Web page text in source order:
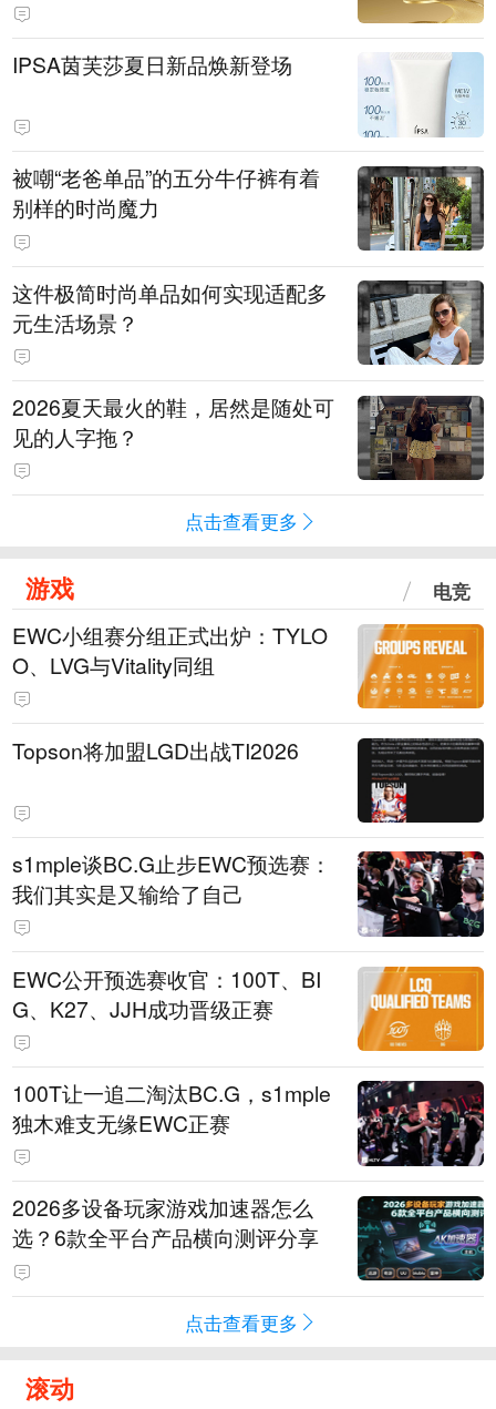
IPSA茵芙莎夏日新品焕新登场
被嘲“老爸单品”的五分牛仔裤有着
别样的时尚魔力
这件极简时尚单品如何实现适配多
元生活场景？
2026夏天最火的鞋，居然是随处可
见的人字拖？
点击查看更多
游戏 电竞
EWC小组赛分组正式出炉：TYLO
O、LVG与Vitality同组
Topson将加盟LGD出战TI2026
s1mple谈BC.G止步EWC预选赛：
我们其实是又输给了自己
EWC公开预选赛收官：100T、BI
G、K27、JJH成功晋级正赛
100T让一追二淘汰BC.G，s1mple
独木难支无缘EWC正赛
2026多设备玩家游戏加速器怎么
选？6款全平台产品横向测评分享
点击查看更多
滚动